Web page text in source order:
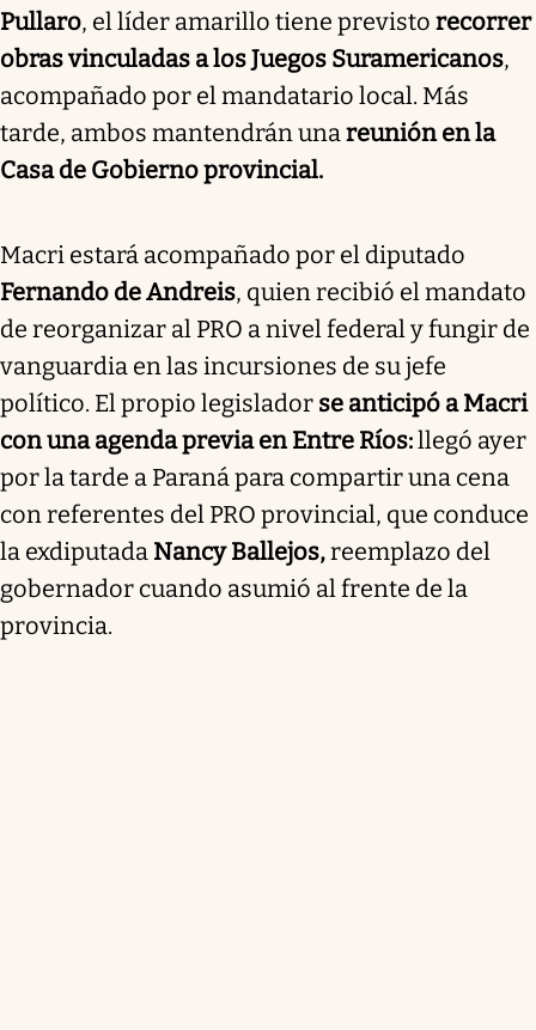
Pullaro, el líder amarillo tiene previsto recorrer
obras vinculadas a los Juegos Suramericanos,
acompañado por el mandatario local. Más
tarde, ambos mantendrán una reunión en la
Casa de Gobierno provincial.
Macri estará acompañado por el diputado
Fernando de Andreis, quien recibió el mandato
de reorganizar al PRO a nivel federal y fungir de
vanguardia en las incursiones de su jefe
político. El propio legislador se anticipó a Macri
con una agenda previa en Entre Ríos:llegó ayer
por la tarde a Paraná para compartir una cena
con referentes del PRO provincial, que conduce
la exdiputada Nancy Ballejos,reemplazo del
gobernador cuando asumió al frente de la
provincia.